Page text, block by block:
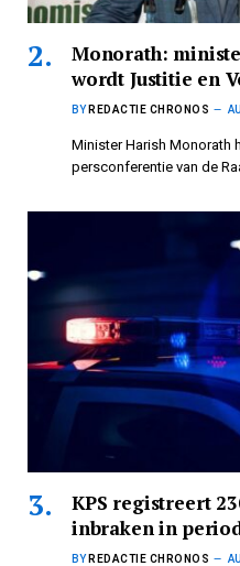
Monorath:
wordt Justitie en
BY REDACTIE CHRONOS
Minister Harish Monorath
persconferentie van de
KPS registreert
inbraken in
BY REDACTIE CHRONOS